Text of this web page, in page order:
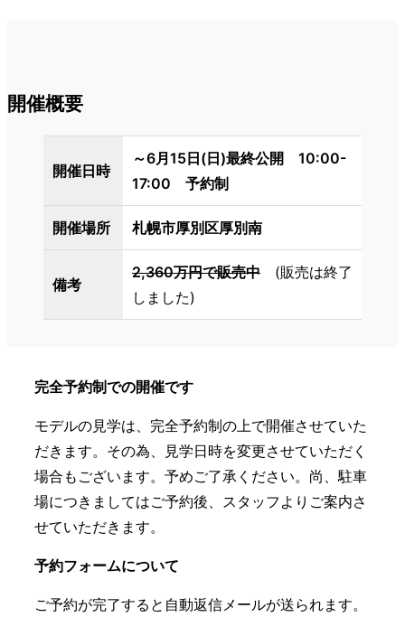
開催概要
開催日時
～6月15日(日)最終公開 10:00-
17:00 予約制
開催場所 札幌市厚別区厚別南
備考
2,360万円で販売中 (販売は終了
しました)
完全予約制での開催です
モデルの見学は、完全予約制の上で開催させていた
だきます。その為、見学日時を変更させていただく
場合もございます。予めご了承ください。尚、駐車
場につきましてはご予約後、スタッフよりご案内さ
せていただきます。
予約フォームについて
ご予約が完了すると自動返信メールが送られます。